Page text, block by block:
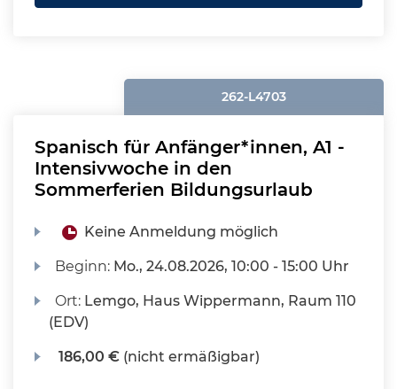
262-L4703
Spanisch für Anfänger*innen, A1 -
Intensivwoche in den
Sommerferien Bildungsurlaub
Keine Anmeldung möglich
Beginn: Mo., 24.08.2026, 10:00 - 15:00 Uhr
Ort: Lemgo, Haus Wippermann, Raum 110
(EDV)
186,00 € (nicht ermäßigbar)